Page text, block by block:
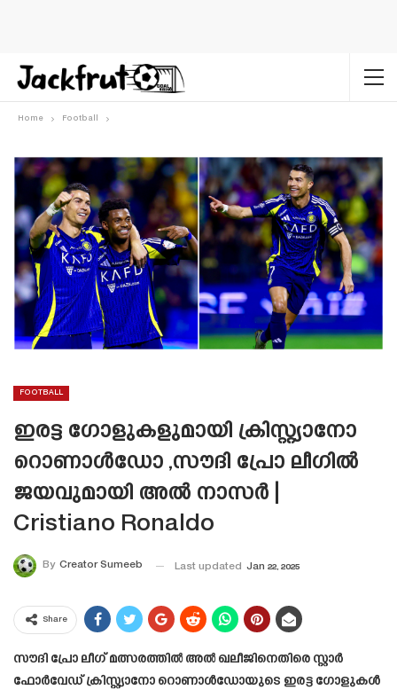
Home Football
FOOTBALL
ഇരട്ട ഗോളുകളുമായി ക്രിസ്റ്റ്യാനോ
റൊണാൾഡോ ,സൗദി പ്രോ ലീഗിൽ
ജയവുമായി അൽ നാസർ |
Cristiano Ronaldo
By Creator Sumeeb Last updated Jan 22, 2025
Share
സൗദി പ്രോ ലീഗ് മത്സരത്തിൽ അൽ ഖലീജിനെതിരെ സ്റ്റാർ
ഫോർവേഡ് ക്രിസ്റ്റ്യാനോ റൊണാൾഡോയുടെ ഇരട്ട ഗോളുകൾ